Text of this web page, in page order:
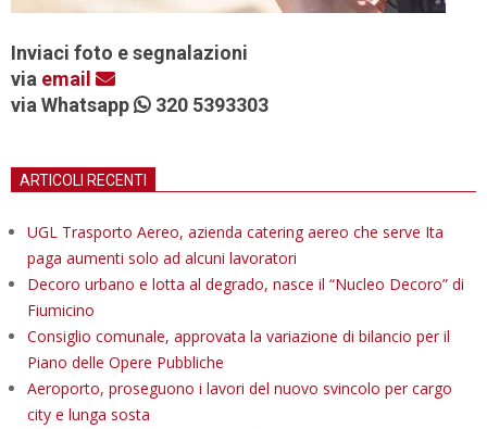
Inviaci foto e segnalazioni
via email
via Whatsapp
320 5393303
ARTICOLI RECENTI
UGL Trasporto Aereo, azienda catering aereo che serve Ita
paga aumenti solo ad alcuni lavoratori
Decoro urbano e lotta al degrado, nasce il “Nucleo Decoro” di
Fiumicino
Consiglio comunale, approvata la variazione di bilancio per il
Piano delle Opere Pubbliche
Aeroporto, proseguono i lavori del nuovo svincolo per cargo
city e lunga sosta